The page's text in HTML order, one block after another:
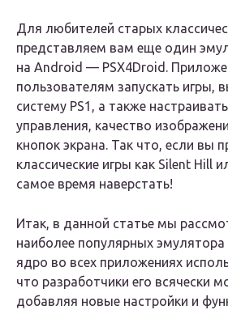
Для любителей старых
представляем вам еще один
на Android — PSX4Droid.
пользователям запускать игры,
систему PS1, а также
управления, качество
кнопок экрана. Так что, если вы
классические игры как Silent Hill
самое время наверстать!
Итак, в данной статье мы
наиболее популярных эмулятора
ядро во всех приложениях
что разработчики его всячески
добавляя новые настройки и